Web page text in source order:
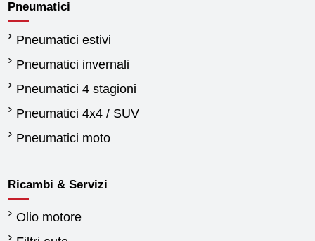
Pneumatici
Pneumatici estivi
Pneumatici invernali
Pneumatici 4 stagioni
Pneumatici 4x4 / SUV
Pneumatici moto
Ricambi & Servizi
Olio motore